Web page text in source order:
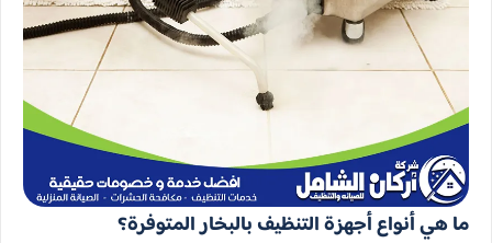
ما هي أنواع أجهزة التنظيف بالبخار المتوفرة؟